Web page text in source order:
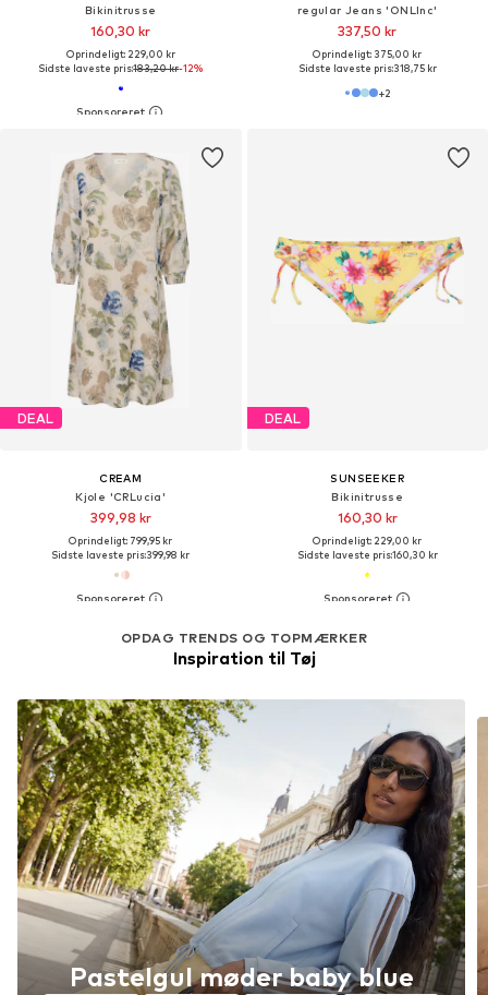
Bikinitrusse
160,30 kr
Oprindeligt: 229,00 kr
Sidste laveste pris:183,20 kr-12%
regular Jeans 'ONLInc'
337,50 kr
Oprindeligt: 375,00 kr
Sidste laveste pris:318,75 kr
+2
DEAL
CREAM
Kjole 'CRLucia'
399,98 kr
Oprindeligt: 799,95 kr
Sidste laveste pris:399,98 kr
DEAL
SUNSEEKER
Bikinitrusse
160,30 kr
Oprindeligt: 229,00 kr
Sidste laveste pris:160,30 kr
OPDAG TRENDS OG TOPMÆRKER
Inspiration til Tøj
Pastelgul møder baby blue